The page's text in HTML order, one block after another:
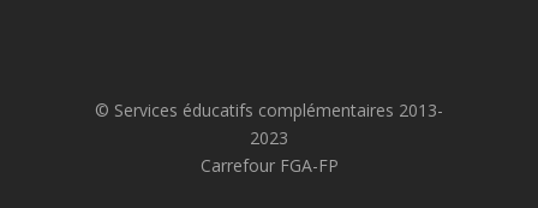
© Services éducatifs complémentaires 2013-
2023
Carrefour FGA-FP